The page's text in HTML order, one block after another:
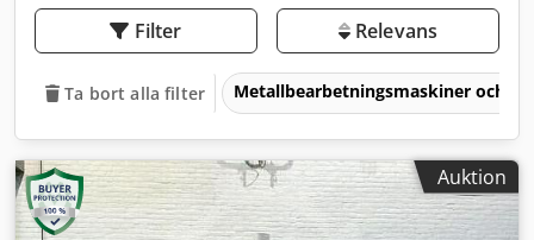
Filter Relevans
Ta bort alla filter Metallbearbetningsmaskiner och
Auktion